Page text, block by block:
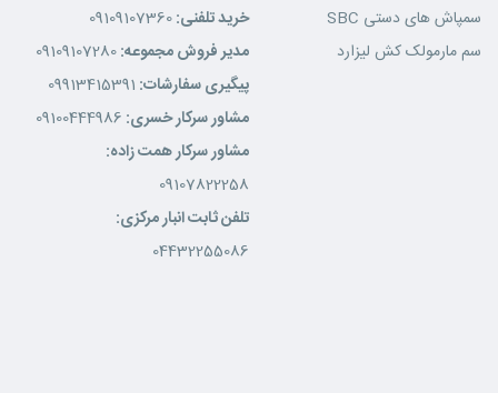
سمپاش های دستی SBC
سم مارمولک کش لیزارد
خرید تلفنی:09109107360
مدیر فروش مجموعه:09109107280
پیگیری سفارشات: 09913415391
مشاور سرکار خسری: 09100444986
مشاور سرکار همت زاده:
09107822258
تلفن ثابت انبار مرکزی:
04432255086